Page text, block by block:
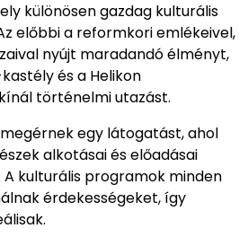
különösen gazdag kulturális
előbbi a reformkori emlékeivel,
nyújt maradandó élményt,
és a Helikon
történelmi utazást.
egy látogatást, ahol
alkotásai és előadásai
kulturális programok minden
érdekességeket, így